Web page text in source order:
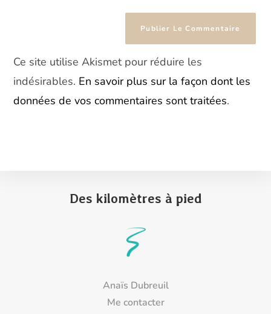
Ce site utilise Akismet pour réduire les
indésirables. En savoir plus sur la façon dont les
données de vos commentaires sont traitées.
Des kilomètres à pied
Anaïs Dubreuil
Me contacter